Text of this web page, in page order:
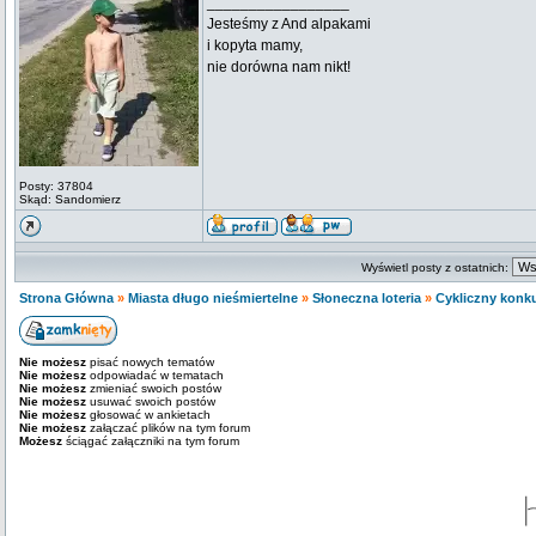
Posty: 37804
Skąd: Sandomierz
Jesteśmy z And alpakami
i kopyta mamy,
nie dorówna nam nikt!
Wyświetl posty z ostatnich:
Strona Główna » Miasta długo nieśmiertelne » Słoneczna loteria » Cykliczny
Nie możesz pisać nowych tematów
Nie możesz odpowiadać w tematach
Nie możesz zmieniać swoich postów
Nie możesz usuwać swoich postów
Nie możesz głosować w ankietach
Nie możesz załączać plików na tym forum
Możesz ściągać załączniki na tym forum